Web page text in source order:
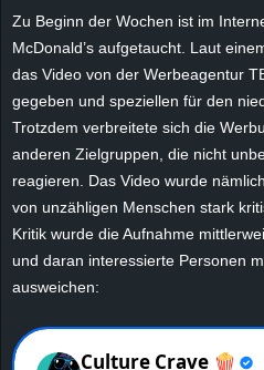
Zu Beginn der Wochen ist im
McDonald’s aufgetaucht. Laut
das Video von der Werbeagentur
gegeben und speziellen für den
Trotzdem verbreitete sich die
anderen Zielgruppen, die nicht
reagieren. Das Video wurde
von unzähligen Menschen stark
Kritik wurde die Aufnahme
und daran interessierte Personen
ausweichen: